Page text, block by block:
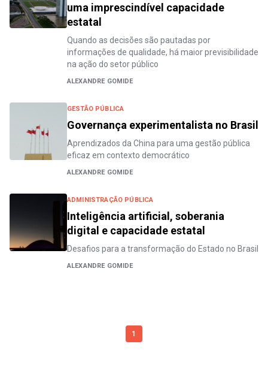
uma imprescindível capacidade
estatal
Quando as decisões são pautadas por
informações de qualidade, há maior previsibilidade
na ação do setor público
ALEXANDRE GOMIDE
GESTÃO PÚBLICA
Governança experimentalista no Brasil
Aprendizados da China para uma gestão pública
eficaz em contexto democrático
ALEXANDRE GOMIDE
ADMINISTRAÇÃO PÚBLICA
Inteligência artificial, soberania
digital e capacidade estatal
Desafios para a transformação do Estado no Brasil
ALEXANDRE GOMIDE
1